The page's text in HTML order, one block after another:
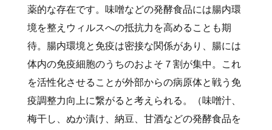
薬的な存在です。味噌などの発酵食品には腸内環
境を整えウィルスへの抵抗力を高めることも期
待。腸内環境と免疫は密接な関係があり、腸には
体内の免疫細胞のうちのおよそ７割が集中。これ
を活性化させることが外部からの病原体と戦う免
疫調整力向上に繋がると考えられる。（味噌汁、
梅干し、ぬか漬け、納豆、甘酒などの発酵食品を